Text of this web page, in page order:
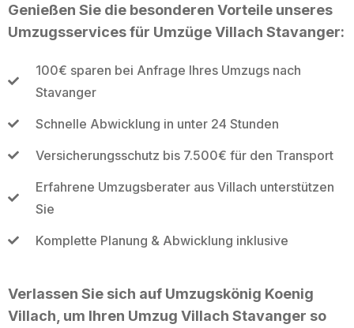
Genießen Sie die besonderen Vorteile unseres
Umzugsservices für Umzüge Villach Stavanger:
100€ sparen bei Anfrage Ihres Umzugs nach
Stavanger
Schnelle Abwicklung in unter 24 Stunden
Versicherungsschutz bis 7.500€ für den Transport
Erfahrene Umzugsberater aus Villach unterstützen
Sie
Komplette Planung & Abwicklung inklusive
Verlassen Sie sich auf Umzugskönig Koenig
Villach, um Ihren Umzug Villach Stavanger so